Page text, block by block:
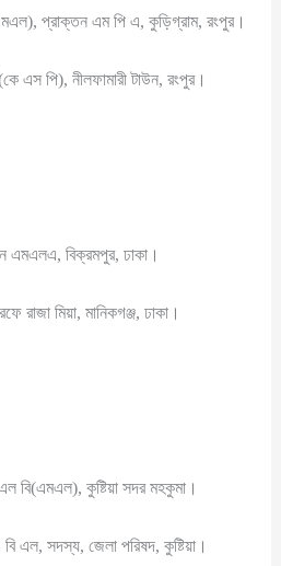
প্রাক্তন এম পি এ, কুড়িগ্রাম, রংপুর।
এস পি), নীলফামারী টাউন, রংপুর।
এমএলএ, বিক্রমপুর, ঢাকা।
রাজা মিয়া, মানিকগঞ্জ, ঢাকা।
বি(এমএল), কুষ্টিয়া সদর মহকুমা।
সদস্য, জেলা পরিষদ, কুষ্টিয়া।